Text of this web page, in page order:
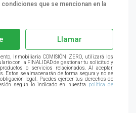
condiciones que se mencionan en la
Llamar
Inmobiliaria COMISIÓN ZERO, utilizará los
con la FINALIDAD de gestionar tu solicitud y
o servicios relacionados. Al aceptar,
Estos se almacenarán de forma segura y no se
legal. Puedes ejercer tus derechos de
según lo indicado en nuestra
política de